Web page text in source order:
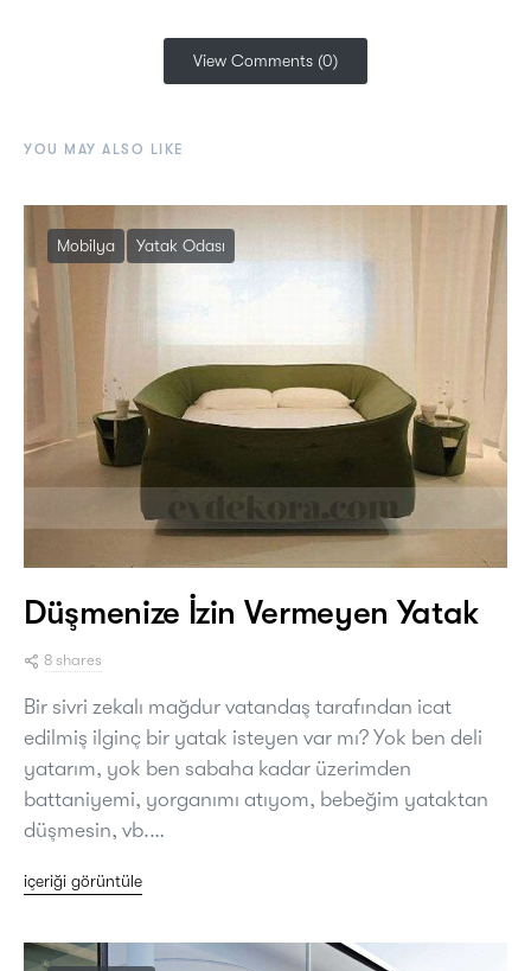
View Comments (0)
YOU MAY ALSO LIKE
Mobilya Yatak Odası
Düşmenize İzin Vermeyen Yatak
8 shares
Bir sivri zekalı mağdur vatandaş tarafından icat
edilmiş ilginç bir yatak isteyen var mı? Yok ben deli
yatarım, yok ben sabaha kadar üzerimden
battaniyemi, yorganımı atıyom, bebeğim yataktan
düşmesin, vb.…
içeriği görüntüle